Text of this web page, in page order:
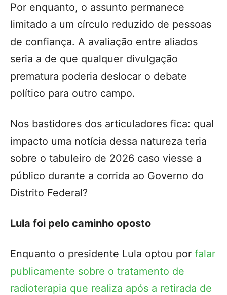
Por enquanto, o assunto permanece
limitado a um círculo reduzido de pessoas
de confiança. A avaliação entre aliados
seria a de que qualquer divulgação
prematura poderia deslocar o debate
político para outro campo.
Nos bastidores dos articuladores fica: qual
impacto uma notícia dessa natureza teria
sobre o tabuleiro de 2026 caso viesse a
público durante a corrida ao Governo do
Distrito Federal?
Lula foi pelo caminho oposto
Enquanto o presidente Lula optou por falar
publicamente sobre o tratamento de
radioterapia que realiza após a retirada de